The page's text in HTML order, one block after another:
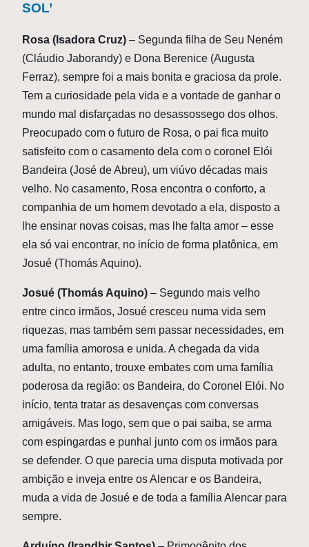
SOL’
Rosa (Isadora Cruz) – Segunda filha de Seu Neném
(Cláudio Jaborandy) e Dona Berenice (Augusta
Ferraz), sempre foi a mais bonita e graciosa da prole.
Tem a curiosidade pela vida e a vontade de ganhar o
mundo mal disfarçadas no desassossego dos olhos.
Preocupado com o futuro de Rosa, o pai fica muito
satisfeito com o casamento dela com o coronel Elói
Bandeira (José de Abreu), um viúvo décadas mais
velho. No casamento, Rosa encontra o conforto, a
companhia de um homem devotado a ela, disposto a
lhe ensinar novas coisas, mas lhe falta amor – esse
ela só vai encontrar, no início de forma platônica, em
Josué (Thomás Aquino).
Josué (Thomás Aquino) – Segundo mais velho
entre cinco irmãos, Josué cresceu numa vida sem
riquezas, mas também sem passar necessidades, em
uma família amorosa e unida. A chegada da vida
adulta, no entanto, trouxe embates com uma família
poderosa da região: os Bandeira, do Coronel Elói. No
início, tenta tratar as desavenças com conversas
amigáveis. Mas logo, sem que o pai saiba, se arma
com espingardas e punhal junto com os irmãos para
se defender. O que parecia uma disputa motivada por
ambição e inveja entre os Alencar e os Bandeira,
muda a vida de Josué e de toda a família Alencar para
sempre.